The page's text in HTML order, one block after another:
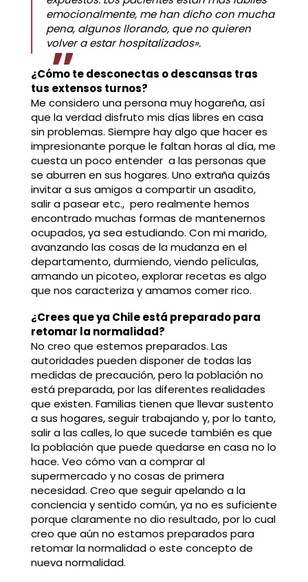
emocionalmente, me han dicho con mucha
pena, algunos llorando, que no quieren
volver a estar hospitalizados».
¿Cómo te desconectas o descansas tras
tus extensos turnos?
Me considero una persona muy hogareña, así
que la verdad disfruto mis días libres en casa
sin problemas. Siempre hay algo que hacer es
impresionante porque le faltan horas al día, me
cuesta un poco entender a las personas que
se aburren en sus hogares. Uno extraña quizás
invitar a sus amigos a compartir un asadito,
salir a pasear etc., pero realmente hemos
encontrado muchas formas de mantenernos
ocupados, ya sea estudiando. Con mi marido,
avanzando las cosas de la mudanza en el
departamento, durmiendo, viendo películas,
armando un picoteo, explorar recetas es algo
que nos caracteriza y amamos comer rico.
¿Crees que ya Chile está preparado para
retomar la normalidad?
No creo que estemos preparados. Las
autoridades pueden disponer de todas las
medidas de precaución, pero la población no
está preparada, por las diferentes realidades
que existen. Familias tienen que llevar sustento
a sus hogares, seguir trabajando y, por lo tanto,
salir a las calles, lo que sucede también es que
la población que puede quedarse en casa no lo
hace. Veo cómo van a comprar al
supermercado y no cosas de primera
necesidad. Creo que seguir apelando a la
conciencia y sentido común, ya no es suficiente
porque claramente no dio resultado, por lo cual
creo que aún no estamos preparados para
retomar la normalidad o este concepto de
nueva normalidad.